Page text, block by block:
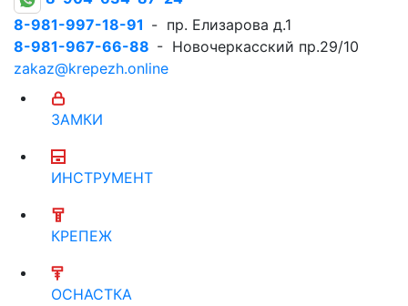
8-981-997-18-91 - пр. Елизарова д.1
8-981-967-66-88 - Новочеркасский пр.29/10
zakaz@krepezh.online
ЗАМКИ
ИНСТРУМЕНТ
КРЕПЕЖ
ОСНАСТКА